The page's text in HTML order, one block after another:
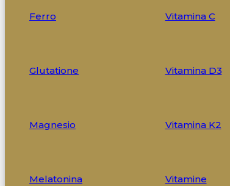
Ferro
Glutatione
Magnesio
Melatonina
Vitamina C
Vitamina D3
Vitamina K2
Vitamine